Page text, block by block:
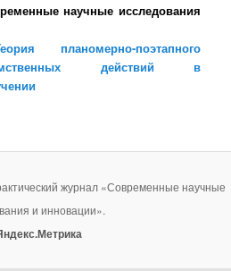
научные исследования
планомерно-поэтапного
действий в
журнал «Современные научные
и инновации».